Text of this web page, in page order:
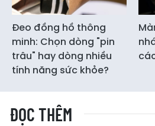
Đeo đồng hồ thông
minh: Chọn dòng "pin
trâu" hay dòng nhiều
tính năng sức khỏe?
ĐỌC THÊM